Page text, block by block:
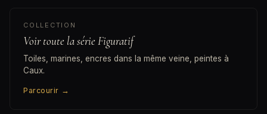
COLLECTION
Voir toute la série Figuratif
Toiles, marines, encres dans la même veine, peintes à
Caux.
Parcourir →